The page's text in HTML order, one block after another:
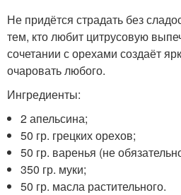
Не придётся страдать без
тем, кто любит цитрусовую
сочетании с орехами создаёт
очаровать любого.
Ингредиенты:
2 апельсина;
50 гр. грецких орехов;
50 гр. варенья (не
350 гр. муки;
50 гр. масла растительного.